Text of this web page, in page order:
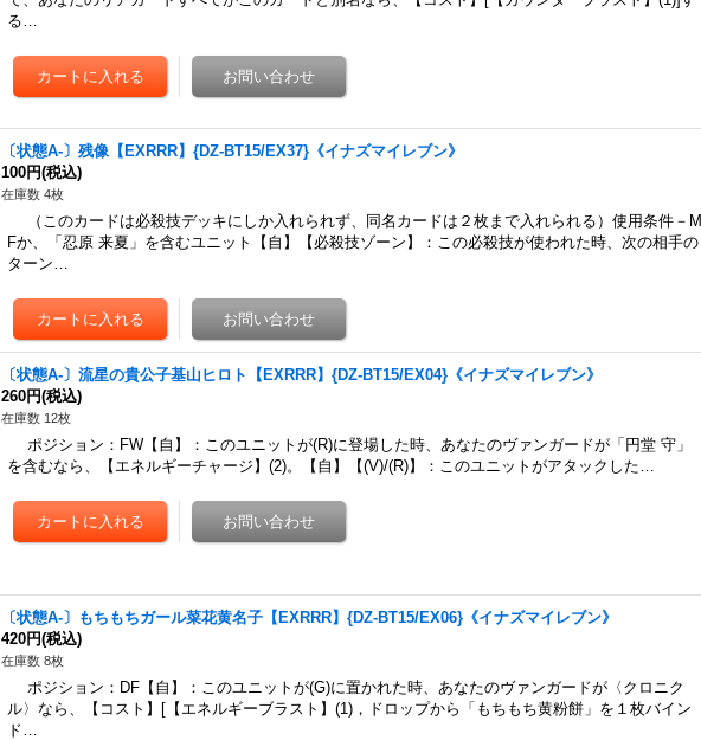
る…
〔状態A-〕残像【EXRRR】{DZ-BT15/EX37}《イナズマイレブン》
100円(税込)
在庫数 4枚
（このカードは必殺技デッキにしか入れられず、同名カードは２枚まで入れられる）使用条件－M
Fか、「忍原 来夏」を含むユニット【自】【必殺技ゾーン】：この必殺技が使われた時、次の相手の
ターン…
〔状態A-〕流星の貴公子基山ヒロト【EXRRR】{DZ-BT15/EX04}《イナズマイレブン》
260円(税込)
在庫数 12枚
ポジション：FW【自】：このユニットが(R)に登場した時、あなたのヴァンガードが「円堂 守」
を含むなら、【エネルギーチャージ】(2)。【自】【(V)/(R)】：このユニットがアタックした…
〔状態A-〕もちもちガール菜花黄名子【EXRRR】{DZ-BT15/EX06}《イナズマイレブン》
420円(税込)
在庫数 8枚
ポジション：DF【自】：このユニットが(G)に置かれた時、あなたのヴァンガードが〈クロニク
ル〉なら、【コスト】[【エネルギーブラスト】(1)，ドロップから「もちもち黄粉餅」を１枚バイン
ド…